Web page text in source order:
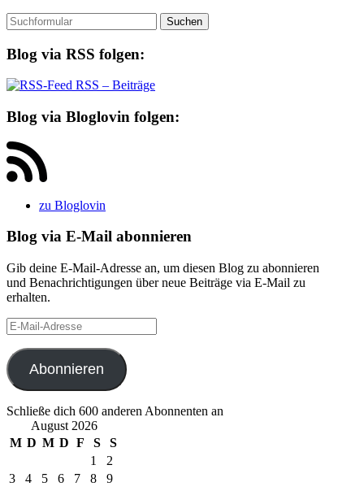
Suchen
nach:
Blog via RSS folgen:
RSS – Beiträge
Blog via Bloglovin folgen:
zu Bloglovin
Blog via E-Mail abonnieren
Gib deine E-Mail-Adresse an, um diesen Blog zu abonnieren
und Benachrichtigungen über neue Beiträge via E-Mail zu
erhalten.
E-
Mail-
Adresse
Abonnieren
Schließe dich 600 anderen Abonnenten an
August 2026
M D M D F S
S
1
2
3
4 5 6 7 8
9